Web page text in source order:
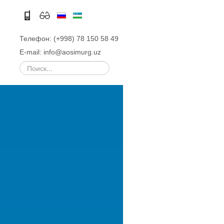
Телефон: (+998) 78 150 58 49
E-mail: info@aosimurg.uz
Искать...